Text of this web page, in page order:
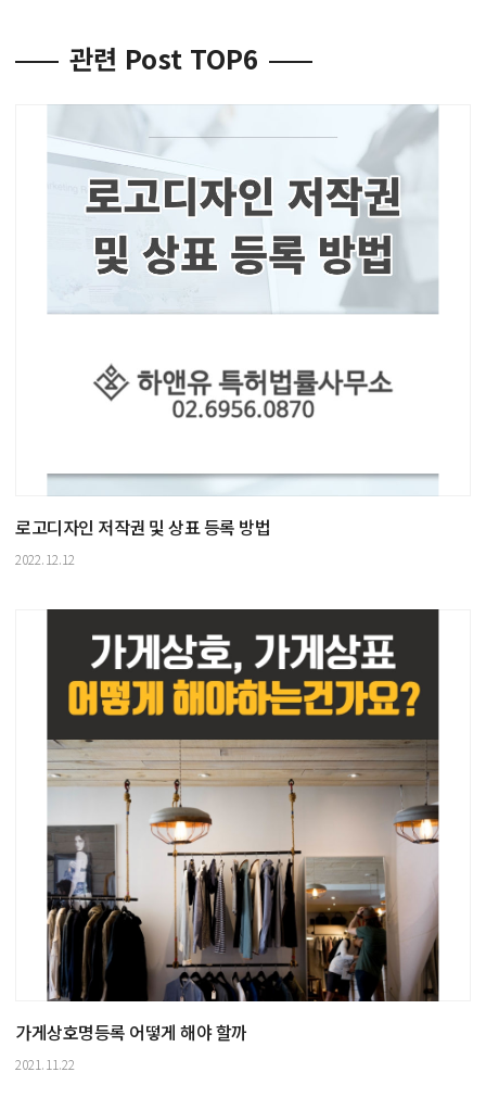
관련 Post TOP6
로고디자인 저작권 및 상표 등록 방법
2022.12.12
가게상호명등록 어떻게 해야 할까
2021.11.22